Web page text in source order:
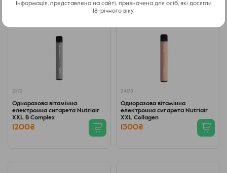
21172
Одноразова вітамінна
електронна сигарета Nutriair
XXL B Complex
1200₴
24178
Одноразова вітамінна
електронна сигарета Nutriair
XXL Collagen
1300₴
Інформація, представлена на сайті, призначена для осіб, які досягли
18-річного віку.